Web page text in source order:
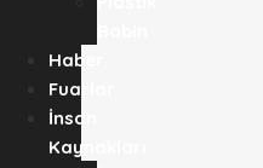
Haber
Fuarlar
İnsan
Kaynakları